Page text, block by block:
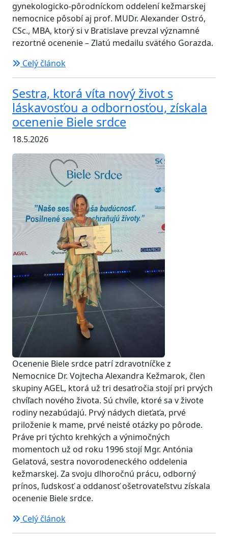
gynekologicko-pôrodníckom oddelení kežmarskej
nemocnice pôsobí aj prof. MUDr. Alexander Ostró,
CSc., MBA, ktorý si v Bratislave prevzal významné
rezortné ocenenie – Zlatú medailu svätého Gorazda.
Celý článok
Sestra, ktorá víta nový život s
láskavosťou a odbornosťou, získala
ocenenie Biele srdce
18.5.2026
Ocenenie Biele srdce patrí zdravotníčke z
Nemocnice Dr. Vojtecha Alexandra Kežmarok, člen
skupiny AGEL, ktorá už tri desaťročia stojí pri prvých
chvíľach nového života. Sú chvíle, ktoré sa v živote
rodiny nezabúdajú. Prvý nádych dieťaťa, prvé
priloženie k mame, prvé neisté otázky po pôrode.
Práve pri týchto krehkých a výnimočných
momentoch už od roku 1996 stojí Mgr. Antónia
Gelatová, sestra novorodeneckého oddelenia
kežmarskej. Za svoju dlhoročnú prácu, odborný
prínos, ľudskosť a oddanosť ošetrovateľstvu získala
ocenenie Biele srdce.
Celý článok